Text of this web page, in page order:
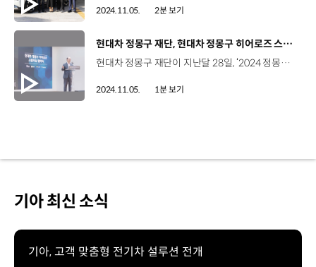
2024.11.05. 2분 보기
[동영상]
현대차 정몽구 재단, 현대차 정몽구 히어로즈 스칼러십 협약식
현대차 정몽구 재단이 지난달 28일, ‘2024 정몽구 히어로즈 스칼러십 협약식’을 개최하고 경찰, 소방, 해양경찰관 자녀를 미래 인재로 육성하기 위한 의지를 모았습니다. 현대차 정몽구 재단은 교육을 통해 희망의 사다리를 만들고자 하는 정몽구 현대차그룹 명예회장의 뜻에 따라 2012년부터 공무수행 중 사고를 당한 순직·공상 경찰, 소방, 해양경찰관 자녀에게 ‘온드림 나라사랑 장학 사업’을 진행해왔는데요, ‘정몽구 히어로즈 스칼러십’은 그동안 재단이 진행해온 장학 사업에서 인재 육성 사업으로 그 성격이 발전했다는 것에 큰 의미가 있습니다. 현대차 정몽구 재단은 이번 사업을 통해 장학금뿐만 아니라 영국 옥스퍼드대 어학연수와 글로벌 멘토링, 국내외 펠로십 프로그램 등 다양한 지원을 이어갈 계획입니다.
2024.11.05. 1분 보기
기아 최신 소식
기아, 고객 맞춤형 전기차 설루션 전개